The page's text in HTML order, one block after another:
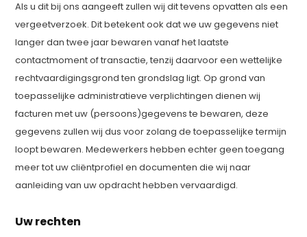
Als u dit bij ons aangeeft zullen wij dit tevens opvatten als een
vergeetverzoek. Dit betekent ook dat we uw gegevens niet
langer dan twee jaar bewaren vanaf het laatste
contactmoment of transactie, tenzij daarvoor een wettelijke
rechtvaardigingsgrond ten grondslag ligt. Op grond van
toepasselijke administratieve verplichtingen dienen wij
facturen met uw (persoons)gegevens te bewaren, deze
gegevens zullen wij dus voor zolang de toepasselijke termijn
loopt bewaren. Medewerkers hebben echter geen toegang
meer tot uw cliëntprofiel en documenten die wij naar
aanleiding van uw opdracht hebben vervaardigd.
Uw rechten